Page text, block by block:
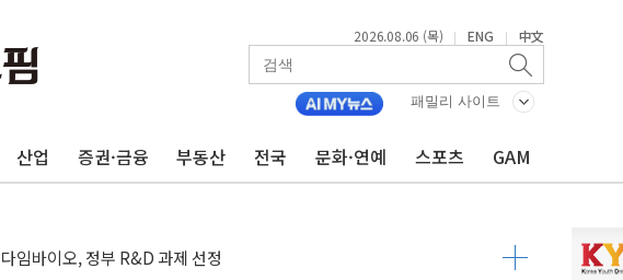
2026.08.06 (목) | ENG | 中文
패밀리 사이트
산업 증권·금융 부동산 전국 문화·연예 스포츠 GAM
NH농협카드, 유니온페이와 해외 10개국 10% 즉시할인
[특징주] SK하이닉스 8%대 급락…주주환원·솔리다임 이슈 부각
셀리맥스, 상반기 매출 1,988억 원 기록